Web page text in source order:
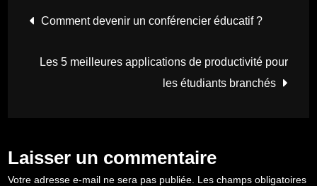
Navigation
de
Comment devenir un conférencier éducatif ?
Les 5 meilleures applications de productivité pour
les étudiants branchés
Laisser un commentaire
Votre adresse e-mail ne sera pas publiée. Les champs obligatoires